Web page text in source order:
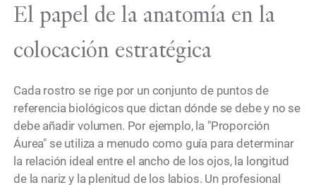
El papel de la anatomía en la
colocación estratégica
Cada rostro se rige por un conjunto de puntos de
referencia biológicos que dictan dónde se debe y no se
debe añadir volumen. Por ejemplo, la "Proporción
Áurea" se utiliza a menudo como guía para determinar
la relación ideal entre el ancho de los ojos, la longitud
de la nariz y la plenitud de los labios. Un profesional